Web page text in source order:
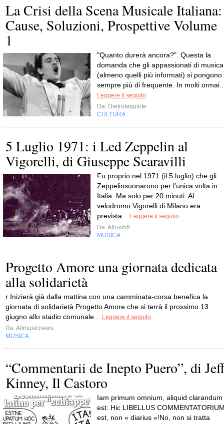
La Crisi della Scena Musicale Italiana:
Cause, Soluzioni, Prospettive Volume
1
"Quanto durerà ancora?". Questa la
domanda che gli appassionati di musica
(almeno quelli più informati) si pongono
sempre più di frequente. In molti
Leggere il seguito
Da Dietrolequinte
CULTURA
5 Luglio 1971: i Led Zeppelin al
Vigorelli, di Giuseppe Scaravilli
Fu proprio nel 1971 (il 5 luglio) che gli
Zeppelinsuonarono per l’unica volta in
Italia. Ma solo per 20 minuti. Al
velodromo Vigorelli di Milano era
prevista...
Leggere il seguito
Da Athos56
MUSICA
Progetto Amore una giornata dedicata
alla solidarietà
r Inizierà già dalla mattina con una camminata-corsa benefica la
giornata di solidarietà Progetto Amore che si terrà il prossimo 13
giugno allo stadio comunale...
Leggere il seguito
Da Allmusicnews
MUSICA
“Commentarii de Inepto Puero”, di
Kinney, Il Castoro
Iam primum omnium, aliquid clarandum
est: Hic LIBELLUS
est, non « diarius »!No, non si tratta